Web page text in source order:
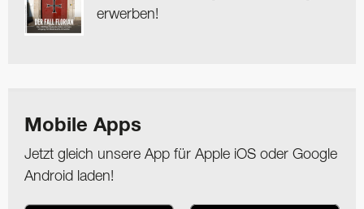
erwerben!
Mobile Apps
Jetzt gleich unsere App für Apple iOS oder Google
Android laden!